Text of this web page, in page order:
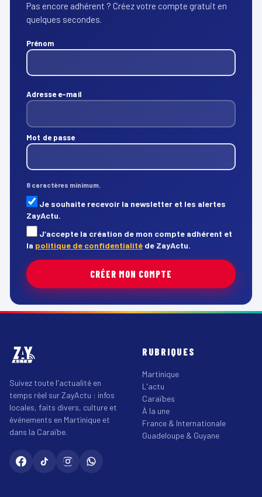
Pas encore adhérent ? Créez votre compte gratuit en
quelques secondes.
Prénom
Adresse e-mail
Mot de passe
8 caractères minimum.
Je souhaite recevoir la newsletter et les alertes
ZayActu.
J’accepte la création de mon compte adhérent et
la politique de confidentialité de ZayActu.
CRÉER MON COMPTE
Suivez toute l'actualité en
temps réel sur ZayActu : infos
locales, faits divers, culture et
événements en Martinique et
dans la Caraïbe.
RUBRIQUES
Martinique
L'actu
Caraïbes
À la une
France & Internationale
Guadeloupe & Guyane